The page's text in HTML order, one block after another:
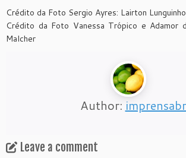
Crédito da Foto Sergio Ayres: Lairton Lunguinho
Crédito da Foto Vanessa Trópico e Adamor
Malcher
Author: imprensabr
Leave a comment